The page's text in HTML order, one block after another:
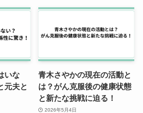
いな
元夫と
青木さやかの現在の活動と
は？がん克服後の健康状態
と新たな挑戦に迫る！
2026年5月4日